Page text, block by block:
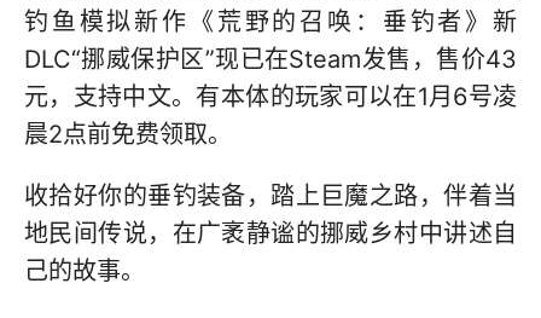
钓鱼模拟新作《荒野的召唤：垂钓者》新
DLC“挪威保护区”现已在Steam发售，售价43
元，支持中文。有本体的玩家可以在1月6号凌
晨2点前免费领取。
收拾好你的垂钓装备，踏上巨魔之路，伴着当
地民间传说，在广袤静谧的挪威乡村中讲述自
己的故事。